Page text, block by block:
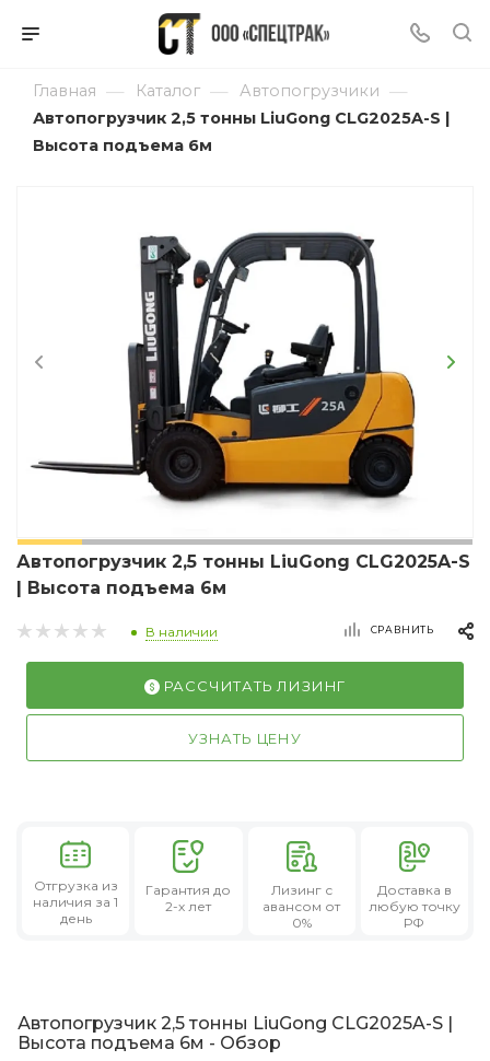
Главная — Каталог — Автопогрузчики —
Автопогрузчик 2,5 тонны LiuGong CLG2025A-S |
Высота подъема 6м
Автопогрузчик 2,5 тонны LiuGong CLG2025A-S
| Высота подъема 6м
В наличии СРАВНИТЬ
РАССЧИТАТЬ ЛИЗИНГ
УЗНАТЬ ЦЕНУ
Отгрузка из
наличия за 1
день
Гарантия до
2-х лет
Лизингс
авансом от
0%
Доставка в
любую точку
РФ
Автопогрузчик 2,5 тонны LiuGong CLG2025A-S |
Высота подъема 6м - Обзор